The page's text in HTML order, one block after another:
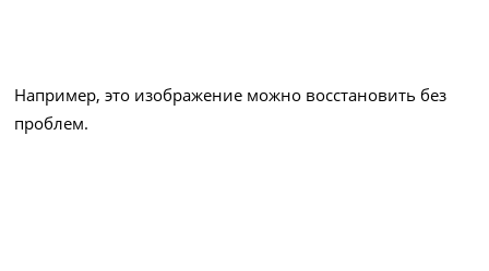
Например, это изображение можно восстановить без
проблем.